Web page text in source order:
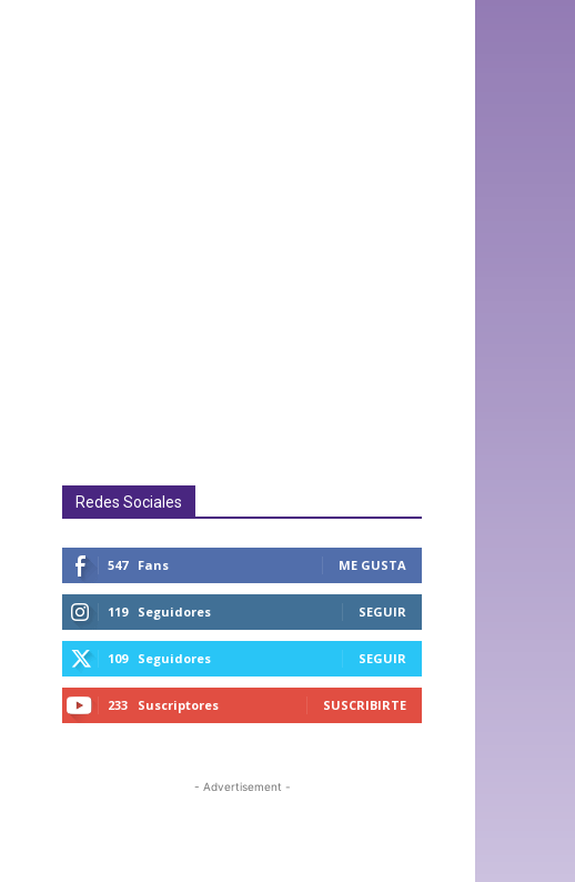
Redes Sociales
547 Fans ME GUSTA
119 Seguidores SEGUIR
109 Seguidores SEGUIR
233 Suscriptores SUSCRIBIRTE
- Advertisement -